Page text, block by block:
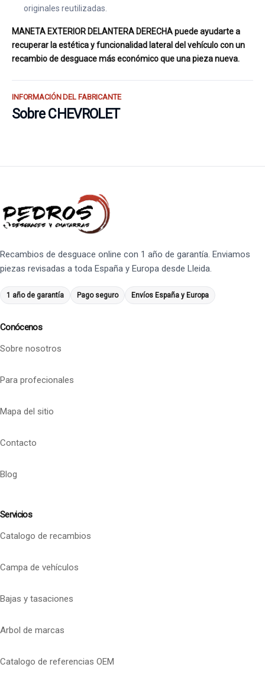
originales reutilizadas.
MANETA EXTERIOR DELANTERA DERECHA puede ayudarte a
recuperar la estética y funcionalidad lateral del vehículo con un
recambio de desguace más económico que una pieza nueva.
INFORMACIÓN DEL FABRICANTE
Sobre CHEVROLET
Recambios de desguace online con 1 año de garantía. Enviamos
piezas revisadas a toda España y Europa desde Lleida.
1 año de garantía Pago seguro Envíos España y Europa
Conócenos
Sobre nosotros
Para profecionales
Mapa del sitio
Contacto
Blog
Servicios
Catalogo de recambios
Campa de vehículos
Bajas y tasaciones
Arbol de marcas
Catalogo de referencias OEM